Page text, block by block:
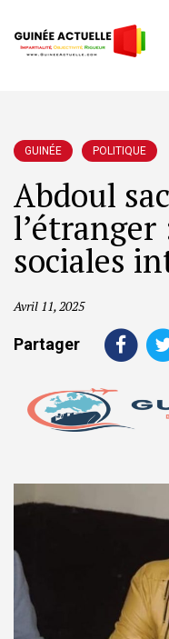
GUINÉE POLITIQUE
Abdoul
l’étranger
sociales
Avril 11, 2025
Partager